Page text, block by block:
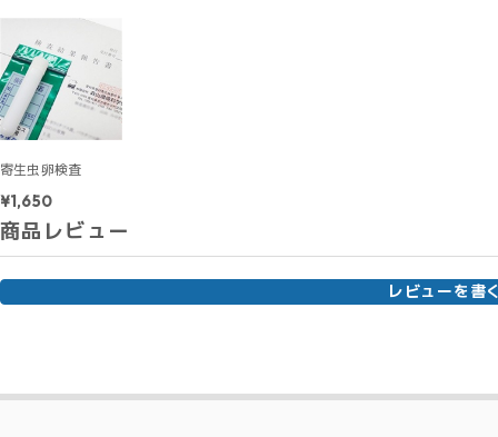
寄生虫卵検査
¥1,650
商品レビュー
レビューを書